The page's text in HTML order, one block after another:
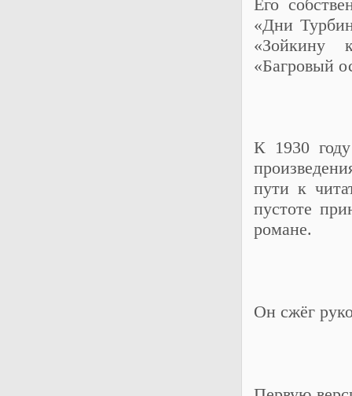
Его
«Дни
«Зойкину
«Багровый
К 1930
пути к
пустоте
романе.
Он сжёг